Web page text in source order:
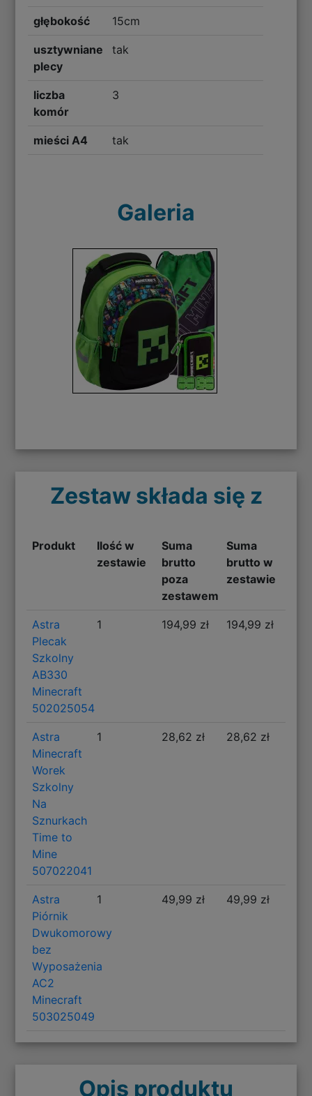
głębokość 15cm
usztywniane
plecy
tak
liczba
komór
3
mieści A4 tak
Galeria
Zestaw składa się z
Produkt
Ilość w
zestawie
Suma
brutto
poza
zestawem
Suma
brutto w
zestawie
Astra
Plecak
Szkolny
AB330
Minecraft
502025054
1 194,99 zł 194,99 zł
Astra
Minecraft
Worek
Szkolny
Na
Sznurkach
Time to
Mine
507022041
1 28,62 zł 28,62 zł
Astra
Piórnik
Dwukomorowy
bez
Wyposażenia
AC2
Minecraft
503025049
1 49,99 zł 49,99 zł
Opis produktu